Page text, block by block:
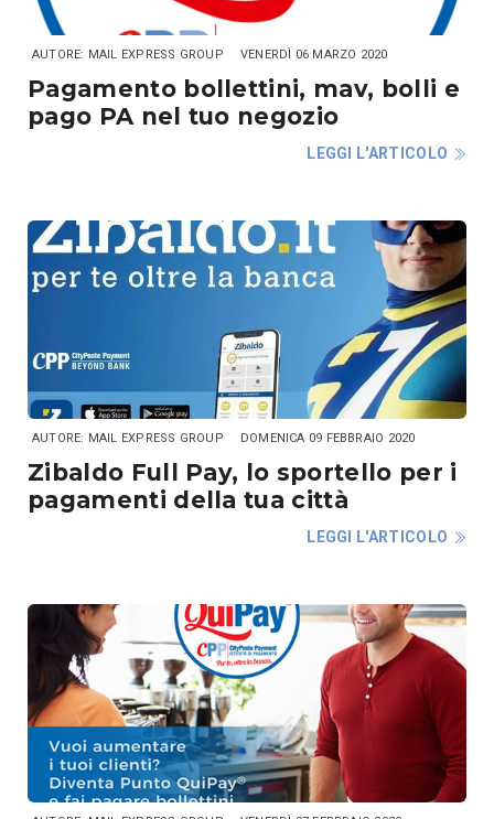
AUTORE: MAIL EXPRESS GROUP VENERDÌ 06 MARZO 2020
Pagamento bollettini, mav, bolli e
pago PA nel tuo negozio
LEGGI L'ARTICOLO
AUTORE: MAIL EXPRESS GROUP DOMENICA 09 FEBBRAIO 2020
Zibaldo Full Pay, lo sportello per i
pagamenti della tua città
LEGGI L'ARTICOLO